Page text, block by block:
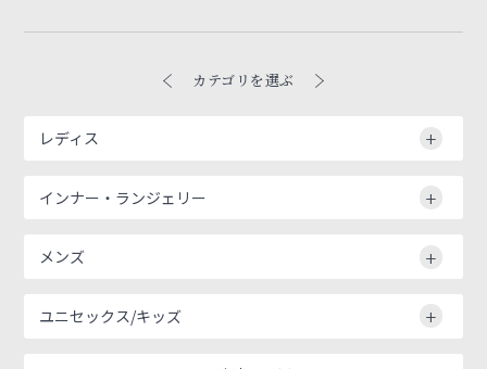
カテゴリを選ぶ
レディス
インナー・ランジェリー
メンズ
ユニセックス/キッズ